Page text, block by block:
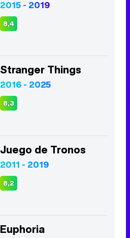
2015 - 2019
8,4
Stranger Things
2016 - 2025
8,3
Juego de Tronos
2011 - 2019
8,2
Euphoria